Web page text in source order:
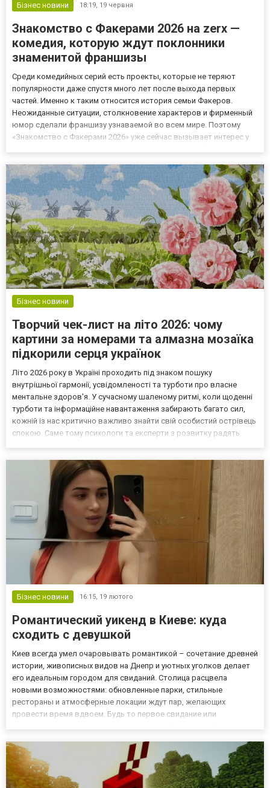
Бізнес новини 18:19, 19 червня
Знакомство с Факерами 2026 на zerx —
комедия, которую ждут поклонники
знаменитой франшизы
Среди комедийных серий есть проекты, которые не теряют
популярности даже спустя много лет после выхода первых
частей. Именно к таким относится история семьи Факеров.
Неожиданные ситуации, столкновение характеров и фирменный
юмор сделали франшизу узнаваемой во всем мире. Поэтому
«Знакомство с Факерами 2026» уже сейчас вызывает интерес у
сумели собрать...
Бізнес новини
Творчий чек-лист на літо 2026: чому
картини за номерами та алмазна мозаїка
підкорили серця українок
Літо 2026 року в Україні проходить під знаком пошуку
внутрішньої гармонії, усвідомленості та турботи про власне
ментальне здоров'я. У сучасному шаленому ритмі, коли щоденні
турботи та інформаційне навантаження забирають багато сил,
кожній із нас критично важливо знайти свій особистий острівець
спокою. Саме тому психологи та експерти з розвитку радять
Бізнес новини 16:15, 19 лютого
Романтический уикенд в Киеве: куда
сходить с девушкой
Киев всегда умел очаровывать романтикой – сочетание древней
истории, живописных видов на Днепр и уютных уголков делает
его идеальным городом для свиданий. Cтолица расцвела
новыми возможностями: обновленные парки, стильные
рестораны и атмосферные локации ждут пар, желающих
провести время вдвоем. Будь то первое свидание или
организовать незабываемый уи...